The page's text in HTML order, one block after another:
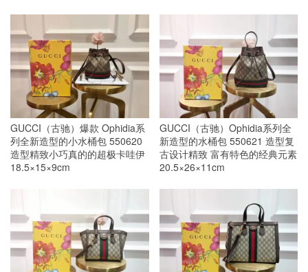
GUCCI（古驰）爆款 Ophidia系
列全新造型的小水桶包 550620
造型精致小巧真的的超极卡哇伊
18.5×15×9cm
GUCCI（古驰）Ophidia系列全
新造型的水桶包 550621 造型复
古设计精致 富有特色的经典元素
20.5×26×11cm